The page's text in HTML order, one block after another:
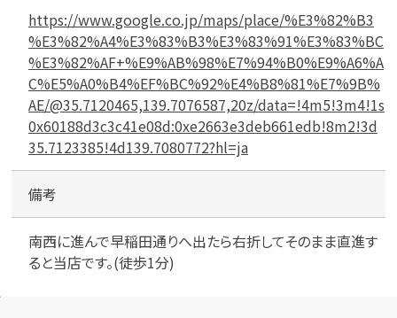
https://www.google.co.jp/maps/place/%E3%82%B3
%E3%82%A4%E3%83%B3%E3%83%91%E3%83%BC
%E3%82%AF+%E9%AB%98%E7%94%B0%E9%A6%A
C%E5%A0%B4%EF%BC%92%E4%B8%81%E7%9B%
AE/@35.7120465,139.7076587,20z/data=!4m5!3m4!1s
0x60188d3c3c41e08d:0xe2663e3deb661edb!8m2!3d
35.7123385!4d139.7080772?hl=ja
備考
南西に進んで早稲田通りへ出たら右折してそのまま直進す
ると当店です。(徒歩1分)